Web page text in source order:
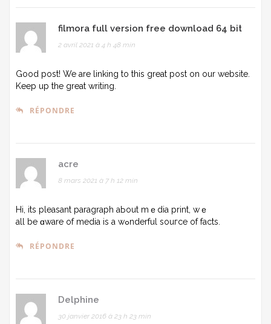
filmora full version free download 64 bit
2 avril 2021 à 4 h 48 min
Good post! We are linking to this great post on our website.
Keep up the great writing.
RÉPONDRE
acre
8 mars 2021 à 7 h 12 min
Hі, its pleasant paragraph aЬout mｅdia print, wｅ
all be ɑware of media is a wߋnderful souгce of facts.
RÉPONDRE
Delphine
30 janvier 2016 à 23 h 23 min